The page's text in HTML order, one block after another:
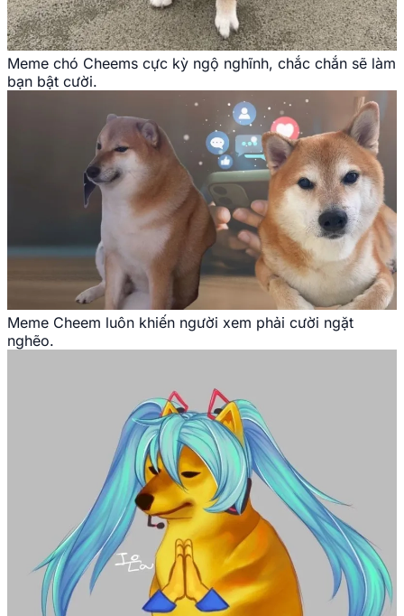
Meme chó Cheems cực kỳ ngộ nghĩnh, chắc chắn sẽ làm
bạn bật cười.
Meme Cheem luôn khiến người xem phải cười ngặt
nghẽo.